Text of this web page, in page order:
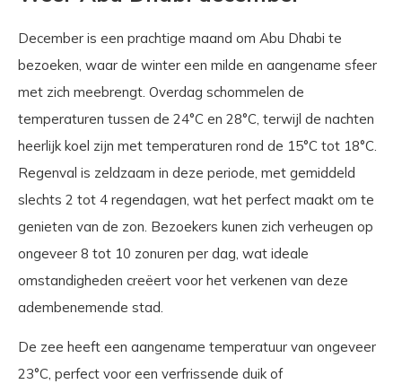
December is een prachtige maand om Abu Dhabi te
bezoeken, waar de winter een milde en aangename sfeer
met zich meebrengt. Overdag schommelen de
temperaturen tussen de 24°C en 28°C, terwijl de nachten
heerlijk koel zijn met temperaturen rond de 15°C tot 18°C.
Regenval is zeldzaam in deze periode, met gemiddeld
slechts 2 tot 4 regendagen, wat het perfect maakt om te
genieten van de zon. Bezoekers kunen zich verheugen op
ongeveer 8 tot 10 zonuren per dag, wat ideale
omstandigheden creëert voor het verkenen van deze
adembenemende stad.
De zee heeft een aangename temperatuur van ongeveer
23°C, perfect voor een verfrissende duik of